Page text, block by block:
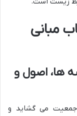
مبانی
ها، اصول و
جمعیت می گشاید و